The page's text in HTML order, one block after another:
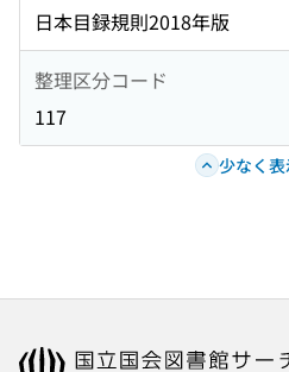
日本目録規則2018年版
整理区分コード
117
少なく表